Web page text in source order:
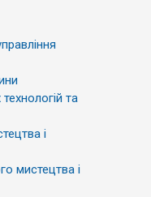
та
і
мистецтва і